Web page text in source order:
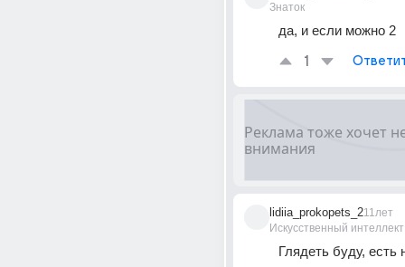
Знаток
да, и если можно 2
1
lidiia_prokopets_2
Искусственный интеллект
11лет
Глядеть буду, есть